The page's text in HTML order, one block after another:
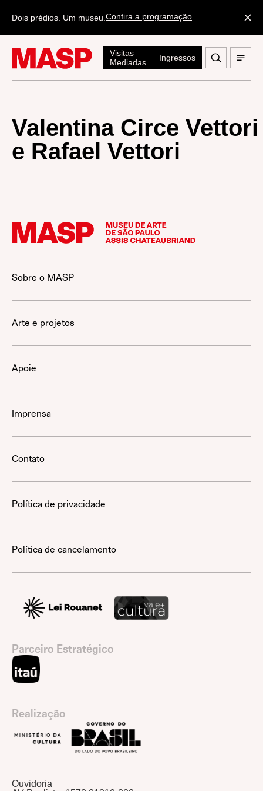
Dois prédios. Um museu. Confira a programação
Visitas
Mediadas
Ingressos
Valentina Circe Vettori
e Rafael Vettori
Sobre o MASP
Arte e projetos
Apoie
Imprensa
Contato
Política de privacidade
Política de cancelamento
Parceiro Estratégico
Realização
Ouvidoria